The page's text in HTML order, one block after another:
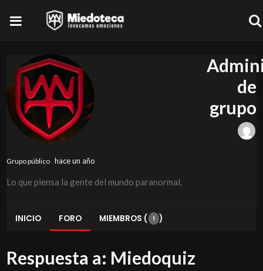
de
grupo
Grupo público hace un año
Lo que piensa la gente del mundo paranormal.
INICIO FORO MIEMBROS ( 1 )
Respuesta a: Miedoquiz